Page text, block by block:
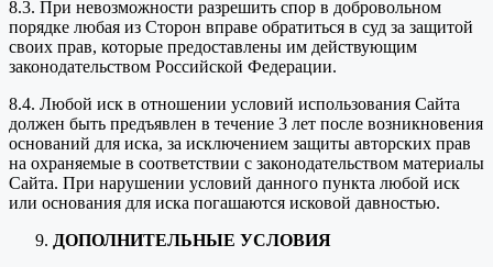
8.3. При невозможности разрешить спор в добровольном
порядке любая из Сторон вправе обратиться в суд за защитой
своих прав, которые предоставлены им действующим
законодательством Российской Федерации.
8.4. Любой иск в отношении условий использования Сайта
должен быть предъявлен в течение 3 лет после возникновения
оснований для иска, за исключением защиты авторских прав
на охраняемые в соответствии с законодательством материалы
Сайта. При нарушении условий данного пункта любой иск
или основания для иска погашаются исковой давностью.
ДОПОЛНИТЕЛЬНЫЕ УСЛОВИЯ